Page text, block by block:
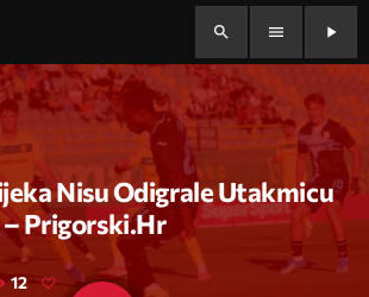
search menu play_arrow
Nisu Odigrale Utakmicu
– Prigorski.hr
12